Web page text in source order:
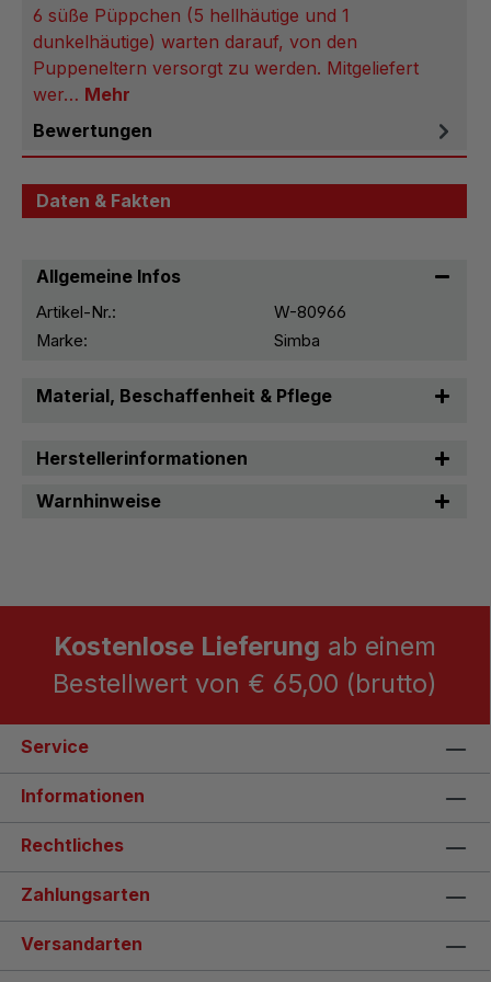
6 süße Püppchen (5 hellhäutige und 1
dunkelhäutige) warten darauf, von den
Puppeneltern versorgt zu werden. Mitgeliefert
wer… Mehr
Bewertungen
Daten & Fakten
Allgemeine Infos
Artikel-Nr.:
W-80966
Marke:
Simba
Material, Beschaffenheit & Pflege
Herstellerinformationen
Warnhinweise
Kostenlose Lieferung ab einem
Bestellwert von € 65,00 (brutto)
Service
Informationen
Rechtliches
Zahlungsarten
Versandarten